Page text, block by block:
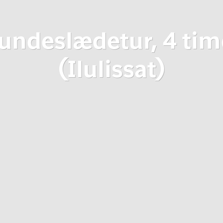
4
(Ilulissat)